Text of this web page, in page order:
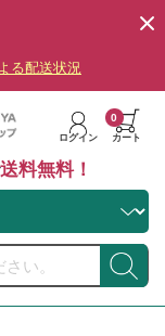
る配送状況
ログイン カート
0
送料無料！